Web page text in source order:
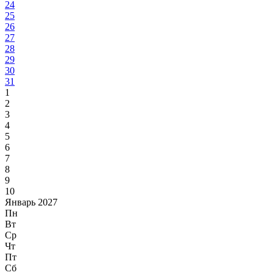
24
25
26
27
28
29
30
31
1
2
3
4
5
6
7
8
9
10
Январь 2027
Пн
Вт
Ср
Чт
Пт
Сб